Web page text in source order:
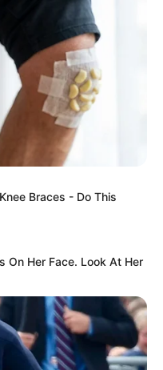
Figure Skating
Horror Movies Where
Braces - Do This
On Her Face. Look At Her